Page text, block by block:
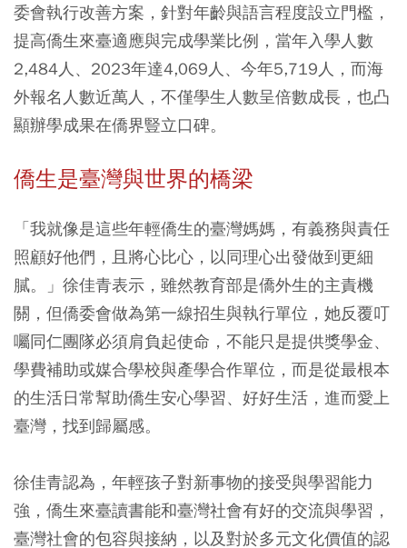
委會執行改善方案，針對年齡與語言程度設立門檻，
提高僑生來臺適應與完成學業比例，當年入學人數
2,484人、2023年達4,069人、今年5,719人，而海
外報名人數近萬人，不僅學生人數呈倍數成長，也凸
顯辦學成果在僑界豎立口碑。
僑生是臺灣與世界的橋梁
「我就像是這些年輕僑生的臺灣媽媽，有義務與責任
照顧好他們，且將心比心，以同理心出發做到更細
膩。」徐佳青表示，雖然教育部是僑外生的主責機
關，但僑委會做為第一線招生與執行單位，她反覆叮
囑同仁團隊必須肩負起使命，不能只是提供獎學金、
學費補助或媒合學校與產學合作單位，而是從最根本
的生活日常幫助僑生安心學習、好好生活，進而愛上
臺灣，找到歸屬感。
徐佳青認為，年輕孩子對新事物的接受與學習能力
強，僑生來臺讀書能和臺灣社會有好的交流與學習，
臺灣社會的包容與接納，以及對於多元文化價值的認